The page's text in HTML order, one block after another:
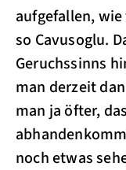
aufgefallen,
so Cavusoglu.
Geruchssinns
man derzeit
man ja öfter,
noch etwas